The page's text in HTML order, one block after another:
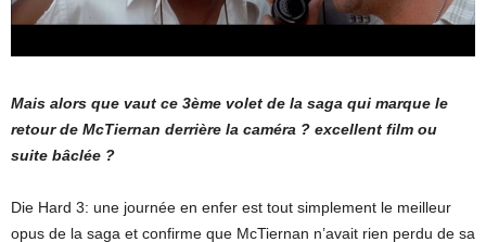
Mais alors que vaut ce 3ème volet de la saga qui marque le
retour de McTiernan derrière la caméra ? excellent film ou
suite bâclée ?
Die Hard 3: une journée en enfer est tout simplement le meilleur
opus de la saga et confirme que McTiernan n’avait rien perdu de sa